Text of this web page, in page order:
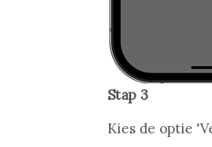
Stap 3
Kies de optie